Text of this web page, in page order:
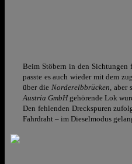
Beim Stöbern in den Sichtungen
passte es auch wieder mit dem
über die Norderelbbrücken, aber
Austria GmbHgehörende Lok
Den fehlenden Dreckspuren
Fahrdraht – im Dieselmodus